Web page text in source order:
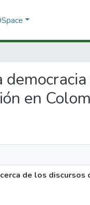
en
de los